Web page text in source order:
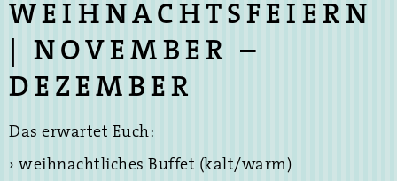
WEIHNACHTSFEIERN
| NOVEMBER –
DEZEMBER
Das erwartet Euch:
› weihnachtliches Buffet (kalt/warm)